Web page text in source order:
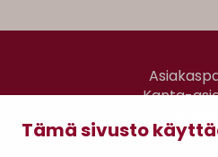
Tämä sivusto
Kanta-
Gomee